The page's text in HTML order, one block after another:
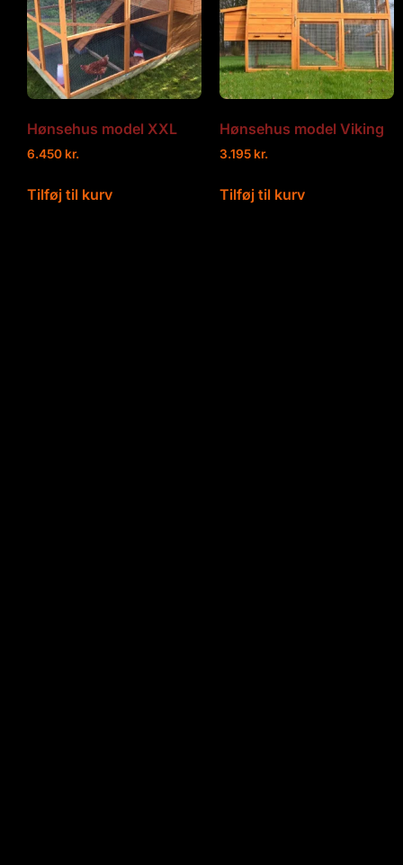
Hønsehus model XXL
6.450 kr.
Tilføj til kurv
Hønsehus model Viking
3.195 kr.
Tilføj til kurv